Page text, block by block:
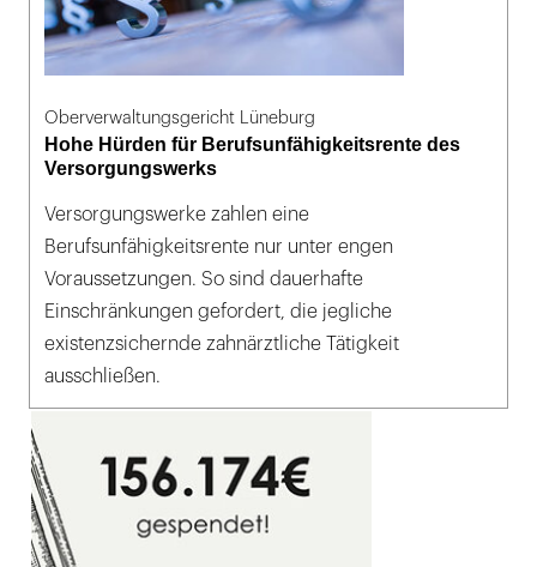
Oberverwaltungsgericht Lüneburg
Hohe Hürden für Berufsunfähigkeitsrente des
Versorgungswerks
Versorgungswerke zahlen eine
Berufsunfähigkeitsrente nur unter engen
Voraussetzungen. So sind dauerhafte
Einschränkungen gefordert, die jegliche
existenzsichernde zahnärztliche Tätigkeit
ausschließen.